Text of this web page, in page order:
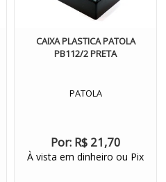
CAIXA PLASTICA PATOLA
PB112/2 PRETA
PATOLA
Por: R$ 21,70
À vista em dinheiro ou Pix